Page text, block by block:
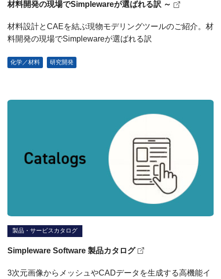
材料開発の現場でSimplewareが選ばれる訳 ～
材料設計とCAEを結ぶ現物モデリングツールのご紹介。材
料開発の現場でSimplewareが選ばれる訳
化学／材料 研究開発
製品・サービスカタログ
Simpleware Software 製品カタログ
3次元画像からメッシュやCADデータを生成する高機能イ